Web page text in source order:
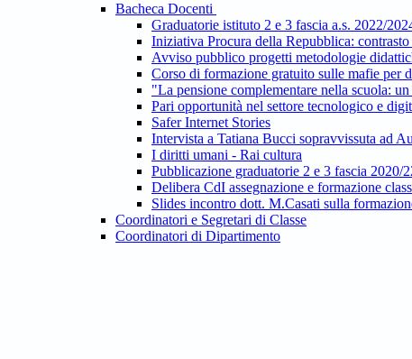
Bacheca Docenti
Graduatorie istituto 2 e 3 fascia a.s. 2022/
Iniziativa Procura della Repubblica:
Avviso pubblico progetti metodologie
Corso di formazione gratuito sulle mafie per
"La pensione complementare nella scuola:
Pari opportunità nel settore tecnologico e
Safer Internet Stories
Intervista a Tatiana Bucci sopravvissuta ad
I diritti umani - Rai cultura
Pubblicazione graduatorie 2 e 3 fascia 2020/
Delibera CdI assegnazione e formazione
Slides incontro dott. M.Casati sulla
Coordinatori e Segretari di Classe
Coordinatori di Dipartimento